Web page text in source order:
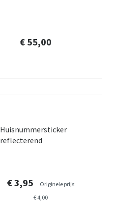
€ 55,00
Huisnummersticker
reflecterend
€ 3,95
Originele prijs:
€ 4,00